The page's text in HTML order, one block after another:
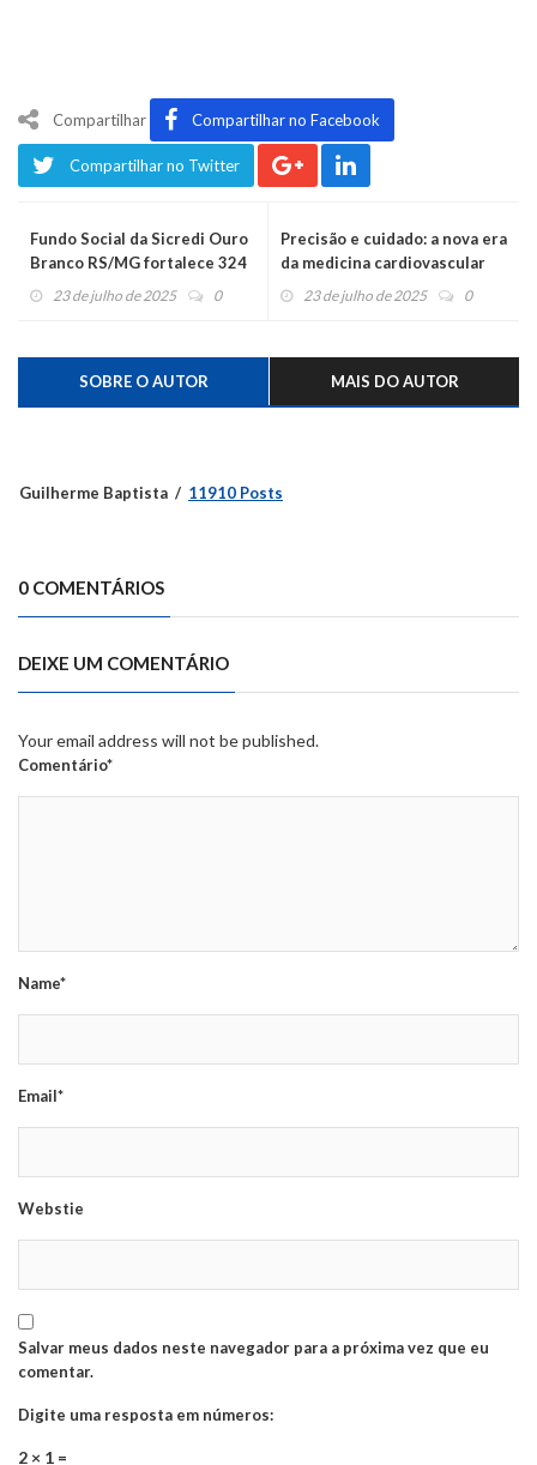
Compartilhar Compartilhar no Facebook
Compartilhar no Twitter
Fundo Social da Sicredi Ouro
Branco RS/MG fortalece 324
projetos e impacta mais de
23 de julho de 2025 0
Precisão e cuidado: a nova era
da medicina cardiovascular
23 de julho de 2025 0
SOBRE O AUTOR MAIS DO AUTOR
Guilherme Baptista 11910 Posts
0 COMENTÁRIOS
DEIXE UM COMENTÁRIO
Your email address will not be published.
Comentário*
Name*
Email*
Webstie
Salvar meus dados neste navegador para a próxima vez que eu
comentar.
Digite uma resposta em números:
2 × 1 =